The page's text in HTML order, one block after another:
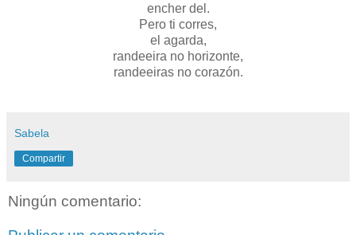
encher del.
Pero ti corres,
el agarda,
randeeira no horizonte,
randeeiras no corazón.
Sabela
Compartir
Ningún comentario: